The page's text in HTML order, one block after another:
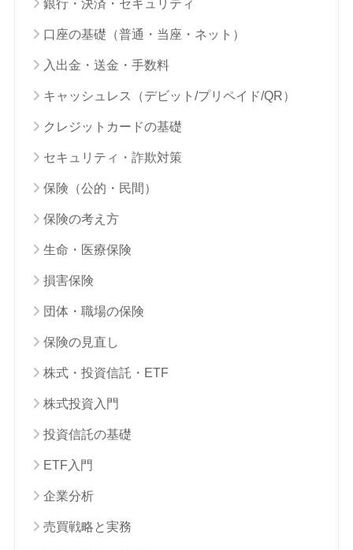
銀行・決済・セキュリティ
口座の基礎（普通・当座・ネット）
入出金・送金・手数料
キャッシュレス（デビット/プリペイド/QR）
クレジットカードの基礎
セキュリティ・詐欺対策
保険（公的・民間）
保険の考え方
生命・医療保険
損害保険
団体・職場の保険
保険の見直し
株式・投資信託・ETF
株式投資入門
投資信託の基礎
ETF入門
企業分析
売買戦略と実務